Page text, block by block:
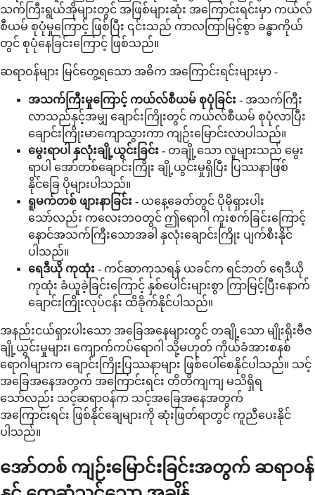
သက်ကြီးရွယ်အိုများတွင် အဖြစ်များဆုံး အကြောင်းရင်းမှာ ကယ်လ်
စီယမ် စုပုံမှုကြောင့် ဖြစ်ပြီး ၎င်းသည် ကာလကြာမြင့်စွာ ခန္ဓာကိုယ်
တွင် စုပုံနေခြင်းကြောင့် ဖြစ်သည်။
ဆရာဝန်များ မြင်တွေ့ရသော အဓိက အကြောင်းရင်းများမှာ -
အသက်ကြီးမှုကြောင့် ကယ်လ်စီယမ် စုပုံခြင်း - အသက်ကြီး
လာသည်နှင့်အမျှ ချောင်းကြိုးတွင် ကယ်လ်စီယမ် စုပုံလာပြီး
ချောင်းကြိုးမာကျောသွားကာ ကျဉ်းမြောင်းလာပါသည်။
မွေးရာပါ နှလုံးချို့ယွင်းခြင်း - တချို့သော လူများသည် မွေး
ရာပါ အော်တစ်ချောင်းကြိုး ချို့ယွင်းမှုရှိပြီး ပြဿနာဖြစ်
နိုင်ခြေ ပိုများပါသည်။
ရူမက်တစ် ဖျားနာခြင်း - ယနေ့ခေတ်တွင် ပိုမိုရှားပါး
သော်လည်း ကလေးဘဝတွင် ဤရောဂါ ကူးစက်ခြင်းကြောင့်
နောင်အသက်ကြီးသောအခါ နှလုံးချောင်းကြိုး ပျက်စီးနိုင်
ပါသည်။
ရေဒီယို ကုထုံး - ကင်ဆာကုသရန် ယခင်က ရင်ဘတ် ရေဒီယို
ကုထုံး ခံယူခဲ့ခြင်းကြောင့် နှစ်ပေါင်းများစွာ ကြာမြင့်ပြီးနောက်
ချောင်းကြိုးလုပ်ငန်း ထိခိုက်နိုင်ပါသည်။
အနည်းငယ်ရှားပါးသော အခြေအနေများတွင် တချို့သော မျိုးရိုးဗီဇ
ချို့ယွင်းမှုများ၊ ကျောက်ကပ်ရောဂါ သို့မဟုတ် ကိုယ်ခံအားစနစ်
ရောဂါများက ချောင်းကြိုးပြဿနာများ ဖြစ်ပေါ်စေနိုင်ပါသည်။ သင့်
အခြေအနေအတွက် အကြောင်းရင်း တိတိကျကျ မသိရှိရ
သော်လည်း သင့်ဆရာဝန်က သင့်အခြေအနေအတွက်
အကြောင်းရင်း ဖြစ်နိုင်ချေများကို ဆုံးဖြတ်ရာတွင် ကူညီပေးနိုင်
ပါသည်။
အော်တစ် ကျဉ်းမြောင်းခြင်းအတွက် ဆရာဝန်